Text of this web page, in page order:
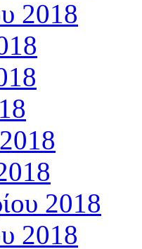
2018
2018
2018